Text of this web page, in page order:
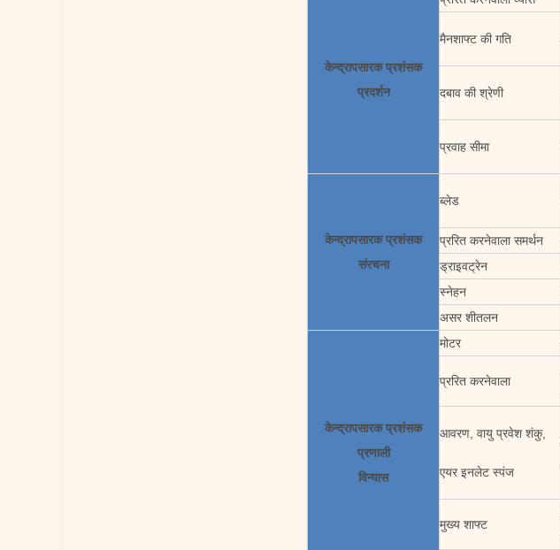
केन्द्रापसारक प्रशंसक
प्रदर्शन
मैनशाफ्ट की गति
दबाव की श्रेणी
प्रवाह सीमा
केन्द्रापसारक प्रशंसक
संरचना
ब्लेड
प्ररित करनेवाला समर्थन
ड्राइवट्रेन
स्नेहन
असर शीतलन
केन्द्रापसारक प्रशंसक
प्रणाली
विन्यास
मोटर
प्ररित करनेवाला
आवरण, वायु प्रवेश शंकु,
एयर इनलेट स्पंज
मुख्य शाफ्ट